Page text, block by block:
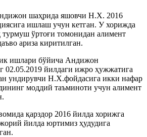
шаҳрида яшовчи Н.Х. 2016
ишлаш учун кетган. У хорижда
турмуш ўртоғи томонидан алимент
ариза киритилган.
ишлари бўйича Андижон
02.05.2019 йилдаги ижро ҳужжатига
ундирувчи Н.Х.фойдасига икки нафар
моддий таъминоти учун алимент
қарздор 2016 йилда хорижга
йилда юртимиз ҳудудига